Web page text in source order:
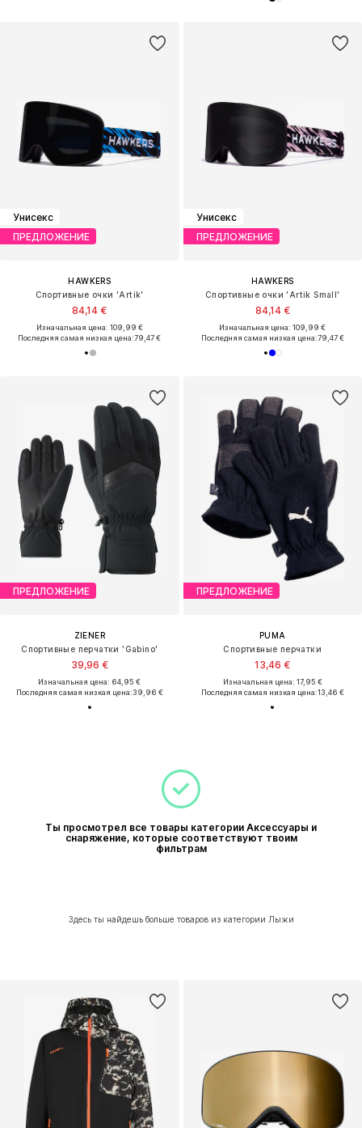
Унисекс
ПРЕДЛОЖЕНИЕ
HAWKERS
Спортивные очки 'Artik'
84,14 €
Изначальная цена: 109,99 €
Последняя самая низкая цена:79,47 €
Унисекс
ПРЕДЛОЖЕНИЕ
HAWKERS
Спортивные очки 'Artik Small'
84,14 €
Изначальная цена: 109,99 €
Последняя самая низкая цена:79,47 €
ПРЕДЛОЖЕНИЕ
ZIENER
Спортивные перчатки 'Gabino'
39,96 €
Изначальная цена: 64,95 €
Последняя самая низкая цена:39,96 €
ПРЕДЛОЖЕНИЕ
PUMA
Спортивные перчатки
13,46 €
Изначальная цена: 17,95 €
Последняя самая низкая цена:13,46 €
Ты просмотрел все товары категории Аксессуары и
снаряжение, которые соответствуют твоим
фильтрам
Здесь ты найдешь больше товаров из категории Лыжи